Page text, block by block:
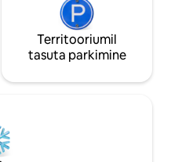
Territooriumil
tasuta parkimine